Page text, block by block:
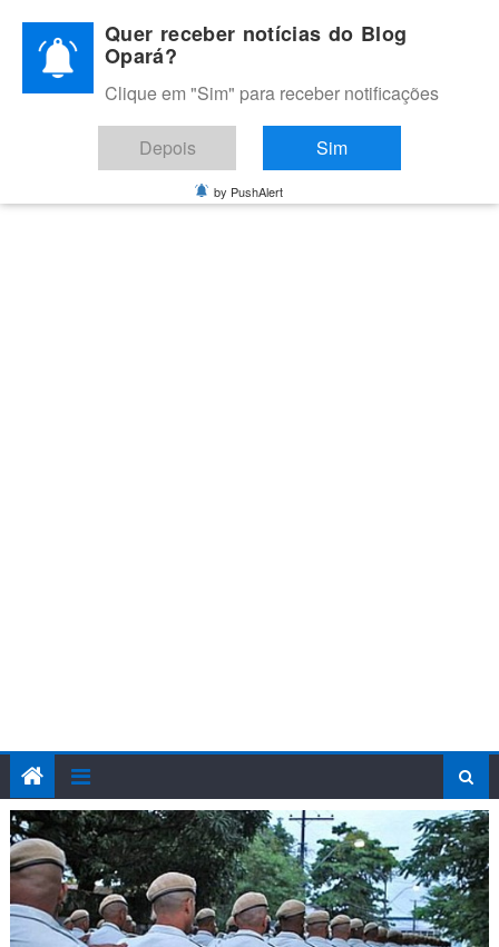
content
BLOG OPARÁ
Melhores notícias de Juazeiro, Petrolina e do Vale do São
Francisco
Quer receber notícias do Blog
Opará?
Clique em "Sim" para receber notificações
Depois Sim
by PushAlert